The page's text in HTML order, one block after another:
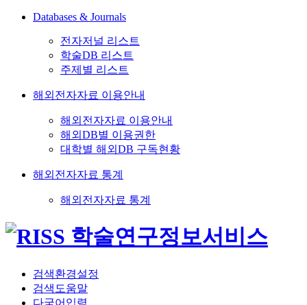
Databases & Journals
전자저널 리스트
학술DB 리스트
주제별 리스트
해외전자자료 이용안내
해외전자자료 이용안내
해외DB별 이용권한
대학별 해외DB 구독현황
해외전자자료 통계
해외전자자료 통계
검색환경설정
검색도움말
다국어입력